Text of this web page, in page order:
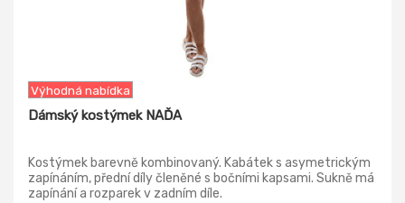
Výhodná nabídka
Dámský kostýmek NAĎA
Kostýmek barevně kombinovaný. Kabátek s asymetrickým
zapínáním, přední díly členěné s bočními kapsami. Sukně má
zapínání a rozparek v zadním díle.